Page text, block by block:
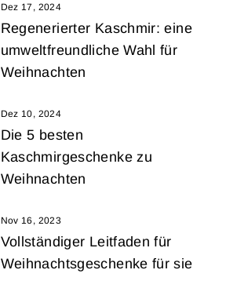
Dez 17, 2024
Regenerierter Kaschmir: eine
umweltfreundliche Wahl für
Weihnachten
Dez 10, 2024
Die 5 besten
Kaschmirgeschenke zu
Weihnachten
Nov 16, 2023
Vollständiger Leitfaden für
Weihnachtsgeschenke für sie